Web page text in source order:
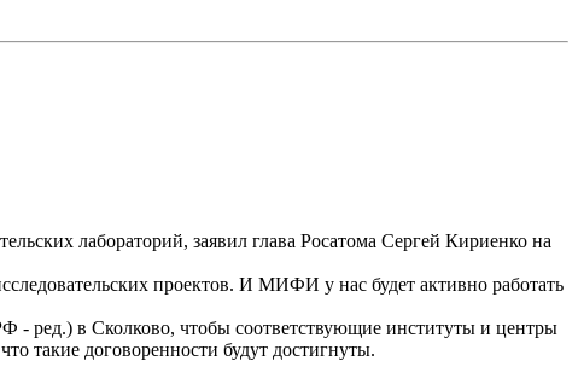
лабораторий, заявил главаРосатома Сергей Кириенко на
проектов. И МИФИ у нас будет активно работать
- ред.) вСколково, чтобы соответствующие институты и центры
такие договоренности будут достигнуты.